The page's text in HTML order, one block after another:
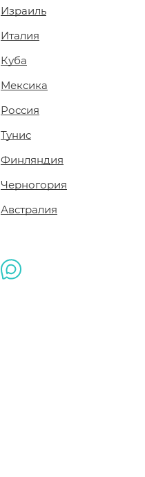
Израиль
Италия
Куба
Мексика
Россия
Тунис
Финляндия
Черногория
Австралия